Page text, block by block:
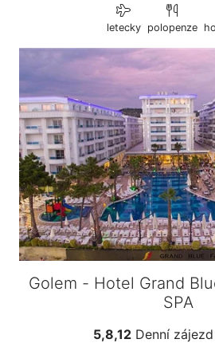
letecky polopenze
Golem - Hotel Grand
SPA
5,8,12Denní zájezd